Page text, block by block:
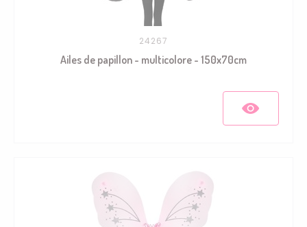
24267
Ailes de papillon - multicolore - 150x70cm